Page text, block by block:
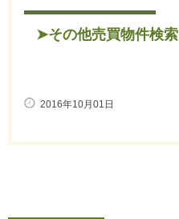
➤その他売買物件検索
2016年10月01日